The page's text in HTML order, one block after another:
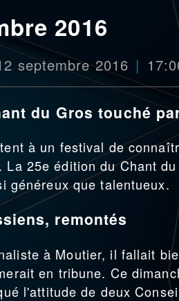
2016
septembre 2016
du Gros touché
à un festival de
25e édition du Chant
généreux que talentueux.
remontés
à Moutier, il fallait
en tribune. Ce
l'attitude de deux